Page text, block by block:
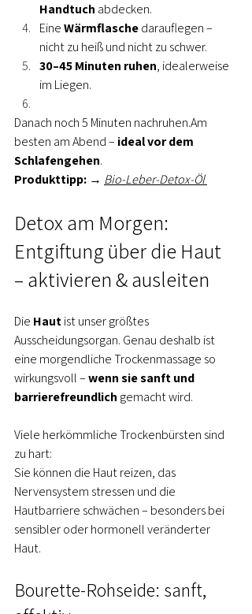
Handtuch abdecken.
Eine Wärmflasche darauflegen –
nicht zu heiß und nicht zu schwer.
30–45 Minuten ruhen, idealerweise
im Liegen.
Danach noch 5 Minuten nachruhen.Am
besten am Abend – ideal vor dem
Schlafengehen.
Produkttipp: → Bio-Leber-Detox-Öl
Detox am Morgen:
Entgiftung über die Haut
– aktivieren & ausleiten
Die Haut ist unser größtes
Ausscheidungsorgan. Genau deshalb ist
eine morgendliche Trockenmassage so
wirkungsvoll – wenn sie sanft und
barrierefreundlich gemacht wird.
Viele herkömmliche Trockenbürsten sind
zu hart:
Sie können die Haut reizen, das
Nervensystem stressen und die
Hautbarriere schwächen – besonders bei
sensibler oder hormonell veränderter
Haut.
Bourette-Rohseide: sanft,